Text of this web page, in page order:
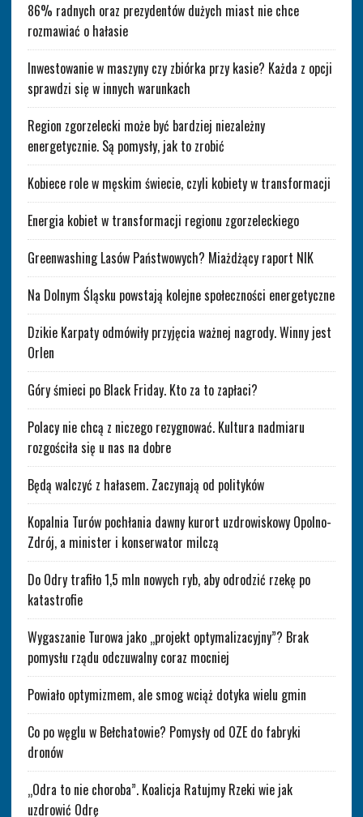
86% radnych oraz prezydentów dużych miast nie chce
rozmawiać o hałasie
Inwestowanie w maszyny czy zbiórka przy kasie? Każda z opcji
sprawdzi się w innych warunkach
Region zgorzelecki może być bardziej niezależny
energetycznie. Są pomysły, jak to zrobić
Kobiece role w męskim świecie, czyli kobiety w transformacji
Energia kobiet w transformacji regionu zgorzeleckiego
Greenwashing Lasów Państwowych? Miażdżący raport NIK
Na Dolnym Śląsku powstają kolejne społeczności energetyczne
Dzikie Karpaty odmówiły przyjęcia ważnej nagrody. Winny jest
Orlen
Góry śmieci po Black Friday. Kto za to zapłaci?
Polacy nie chcą z niczego rezygnować. Kultura nadmiaru
rozgościła się u nas na dobre
Będą walczyć z hałasem. Zaczynają od polityków
Kopalnia Turów pochłania dawny kurort uzdrowiskowy Opolno-
Zdrój, a minister i konserwator milczą
Do Odry trafiło 1,5 mln nowych ryb, aby odrodzić rzekę po
katastrofie
Wygaszanie Turowa jako „projekt optymalizacyjny”? Brak
pomysłu rządu odczuwalny coraz mocniej
Powiało optymizmem, ale smog wciąż dotyka wielu gmin
Co po węglu w Bełchatowie? Pomysły od OZE do fabryki
dronów
„Odra to nie choroba”. Koalicja Ratujmy Rzeki wie jak
uzdrowić Odrę